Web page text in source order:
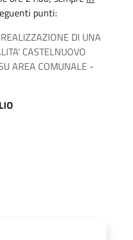
punti:
DI UNA
CASTELNUOVO
AREA COMUNALE -